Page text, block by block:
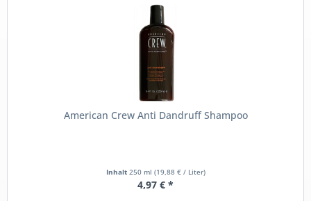
American Crew Anti Dandruff Shampoo
Inhalt 250 ml (19,88 € / Liter)
4,97 € *